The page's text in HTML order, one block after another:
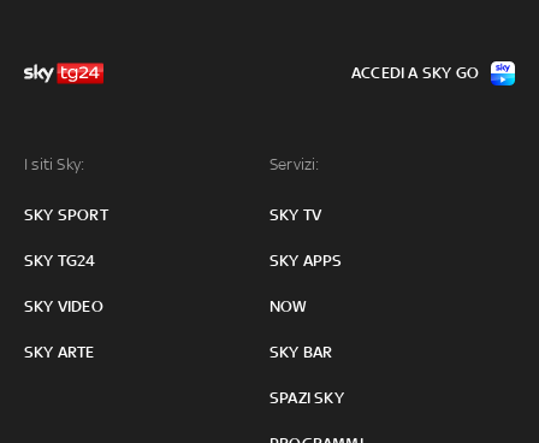
I siti Sky:
SKY SPORT
SKY TG24
SKY VIDEO
SKY ARTE
Servizi:
SKY TV
SKY APPS
NOW
SKY BAR
SPAZI SKY
ACCEDI A SKY GO